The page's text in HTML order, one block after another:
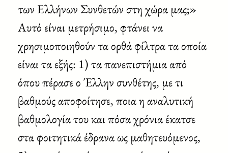
των Ελλήνων Συνθετών στη χώρα μας;»
Αυτό είναι μετρήσιμο, φτάνει να
χρησιμοποιηθούν τα ορθά φίλτρα τα οποία
είναι τα εξής: 1) τα πανεπιστήμια από
όπου πέρασε ο Έλλην συνθέτης, με τι
βαθμούς αποφοίτησε, ποια η αναλυτική
βαθμολογία του και πόσα χρόνια έκατσε
στα φοιτητικά έδρανα ως μαθητευόμενος,